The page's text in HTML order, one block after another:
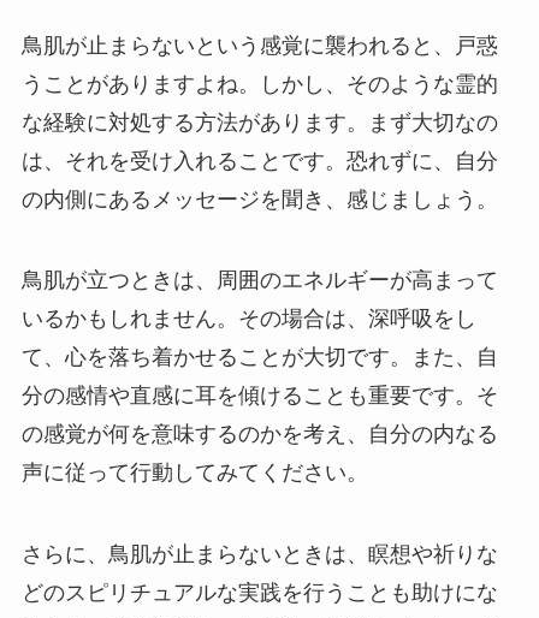
鳥肌が止まらないという感覚に襲われると、戸惑
うことがありますよね。しかし、そのような霊的
な経験に対処する方法があります。まず大切なの
は、それを受け入れることです。恐れずに、自分
の内側にあるメッセージを聞き、感じましょう。
鳥肌が立つときは、周囲のエネルギーが高まって
いるかもしれません。その場合は、深呼吸をし
て、心を落ち着かせることが大切です。また、自
分の感情や直感に耳を傾けることも重要です。そ
の感覚が何を意味するのかを考え、自分の内なる
声に従って行動してみてください。
さらに、鳥肌が止まらないときは、瞑想や祈りな
どのスピリチュアルな実践を行うことも助けにな